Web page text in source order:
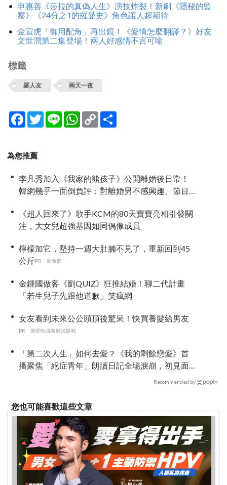
申惠善《莎拉的真偽人生》演技炸裂！新劇《隱秘的監
察》《24分之1的羅曼史》角色讓人超期待
金宣虎「御用配角」再出鏡！《愛情怎麼翻譯？》好友
文世潤第二集登場！兩人好感情不言可喻
標籤
羅人友 兩天一夜
Facebook
TwitterLine WhatsApp
Copy
Link
為您推薦
李凡秀加入《我家的熊孩子》公開離婚後日常！
韓網幾乎一面倒負評：對離婚男不感興趣、節目
《超人回來了》歌手KCM的80天寶寶亮相引發關
注，大女兒超強基因如同偶像成員
檸檬加它，堅持一週大肚腩不見了，重新回到45
公斤PR・新素簡
金鍾國做客《劉QUIZ》狂推結婚！聊二代計畫
「若生兒子先跟他道歉」笑瘋網
女友看到未來公公頭頂後驚呆！快買養髮給男友
PR・新聞熱議養髮洗髮精
「第二次人生」如何去愛？《我的剩餘戀愛》首
播聚焦「絕症青年」朗讀日記全場淚崩，初見面
Recommended by
您也可能喜歡這些文章